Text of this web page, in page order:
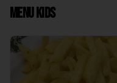
Menu Kids